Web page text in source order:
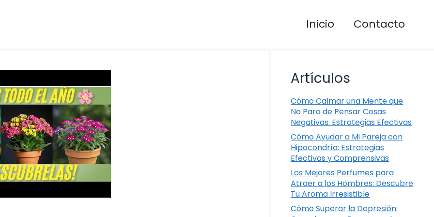
Inicio Contacto
Artículos
Cómo Calmar una Mente que
No Para de Pensar Cosas
Negativas: Estrategias Efectivas
Cómo Ayudar a Mi Pareja con
Hipocondría: Estrategias
Efectivas y Comprensivas
Los Mejores Perfumes para
Atraer a los Hombres: Descubre
Tu Aroma Irresistible
Cómo Superar la Depresión: